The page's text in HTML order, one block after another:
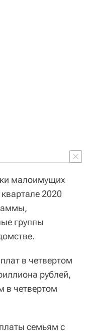
малоимущих
2020
группы
в четвертом
рублей,
в четвертом
семьям с